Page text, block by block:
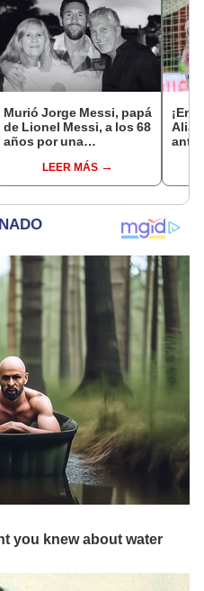
Murió Jorge Messi, papá
de Lionel Messi, a los 68
años por una
LEER MÁS
ante